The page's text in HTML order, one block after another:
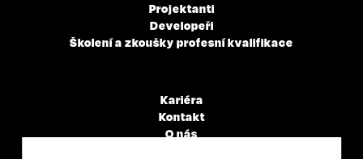
Projektanti
Developeři
Školení a zkoušky profesní kvalifikace
Kariéra
Kontakt
O nás